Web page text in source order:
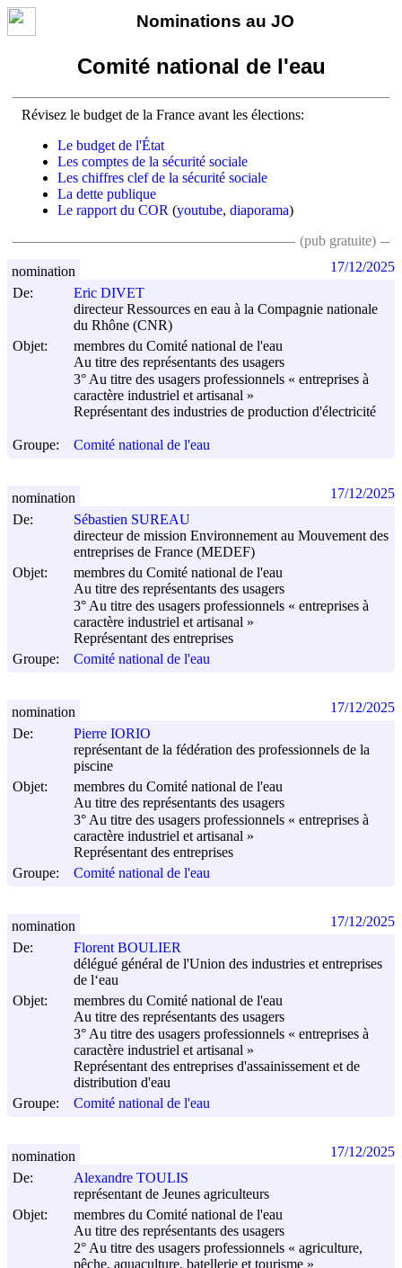
Nominations au JO
Comité national de l'eau
Révisez le budget de la France avant les élections:
Le budget de l'État
Les comptes de la sécurité sociale
Les chiffres clef de la sécurité sociale
La dette publique
Le rapport du COR (youtube, diaporama)
(pub gratuite)
De:
Eric DIVET
directeur Ressources en eau à la Compagnie nationale
du Rhône (CNR)
Objet:
membres du Comité national de l'eau
Au titre des représentants des usagers
3° Au titre des usagers professionnels « entreprises à
caractère industriel et artisanal »
Représentant des industries de production d'électricité
Groupe: Comité national de l'eau
nomination 17/12/2025
De:
Sébastien SUREAU
directeur de mission Environnement au Mouvement des
entreprises de France (MEDEF)
Objet:
membres du Comité national de l'eau
Au titre des représentants des usagers
3° Au titre des usagers professionnels « entreprises à
caractère industriel et artisanal »
Représentant des entreprises
Groupe:
Comité national de l'eau
nomination 17/12/2025
De:
Pierre IORIO
représentant de la fédération des professionnels de la
piscine
Objet:
membres du Comité national de l'eau
Au titre des représentants des usagers
3° Au titre des usagers professionnels « entreprises à
caractère industriel et artisanal »
Représentant des entreprises
Groupe:
Comité national de l'eau
nomination 17/12/2025
De:
Florent BOULIER
délégué général de l'Union des industries et entreprises
de l‘eau
Objet:
membres du Comité national de l'eau
Au titre des représentants des usagers
3° Au titre des usagers professionnels « entreprises à
caractère industriel et artisanal »
Représentant des entreprises d'assainissement et de
distribution d'eau
Groupe:
Comité national de l'eau
nomination 17/12/2025
De:
Alexandre TOULIS
représentant de Jeunes agriculteurs
Objet:
membres du Comité national de l'eau
Au titre des représentants des usagers
2° Au titre des usagers professionnels « agriculture,
pêche, aquaculture, batellerie et tourisme »
nomination 17/12/2025